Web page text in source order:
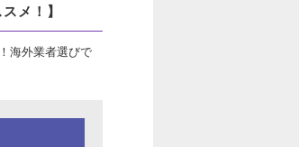
メ！】
海外業者選びで